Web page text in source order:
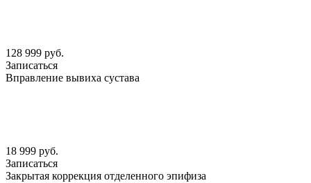
128 999 руб.
Записаться
Вправление вывиха сустава
18 999 руб.
Записаться
Закрытая коррекция отделенного эпифиза